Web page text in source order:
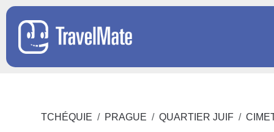
TCHÉQUIE PRAGUE QUARTIER JUIF